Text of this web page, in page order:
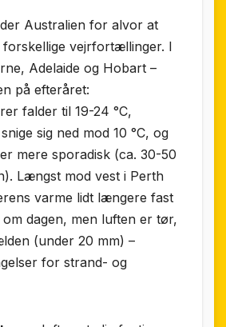
Australien for alvor at
forskellige vejrfortællinger. I
Adelaide og Hobart –
på efteråret:
falder til 19-24 °C,
sig ned mod 10 °C, og
mere sporadisk (ca. 30-50
Længst mod vest i Perth
varme lidt længere fast
om dagen, men luften er tør,
(under 20 mm) –
for strand- og